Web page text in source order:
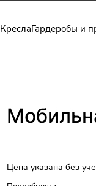
КреслаГардеробы и
Цена указана без